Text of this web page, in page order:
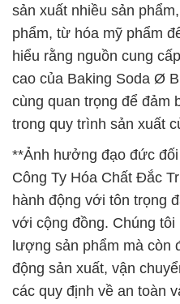
sản xuất nhiều sản
phẩm, từ hóa mỹ phẩm
hiểu rằng nguồn cung
cao của Baking Soda Ø
cùng quan trọng để đảm
trong quy trình sản xuất
**Ảnh hưởng đạo đức
Công Ty Hóa Chất Đắc
hành động với tôn trọng
với cộng đồng. Chúng
lượng sản phẩm mà còn
động sản xuất, vận
các quy định về an toàn